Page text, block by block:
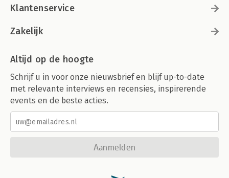
Klantenservice
Zakelijk
Altijd op de hoogte
Schrijf u in voor onze nieuwsbrief en blijf up-to-date
met relevante interviews en recensies, inspirerende
events en de beste acties.
Aanmelden